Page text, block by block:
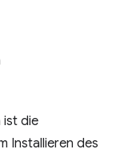
ist die
Installieren des